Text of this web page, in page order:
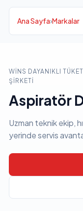
Ana Sayfa›Markalar
WINS DAYANIKLI
ŞIRKETI
Aspiratör
Uzman teknik ekip,
yerinde servis